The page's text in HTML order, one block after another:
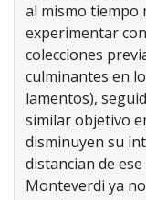
al mismo tiempo
experimentar
colecciones
culminantes en
lamentos),
similar objetivo
disminuyen su
distancian de
Monteverdi ya